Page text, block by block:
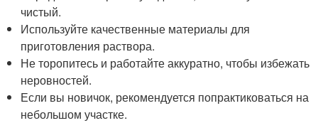
чистый.
Используйте качественные материалы для
приготовления раствора.
Не торопитесь и работайте аккуратно, чтобы избежать
неровностей.
Если вы новичок, рекомендуется попрактиковаться на
небольшом участке.